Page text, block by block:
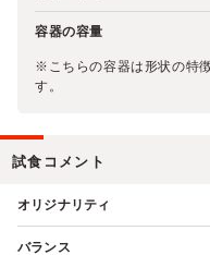
容器の容量
※こちらの容器は形状の特
す。
試食コメント
オリジナリティ
バランス